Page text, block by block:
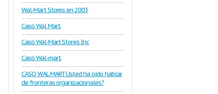
Wal-Mart Stores en 2003
Caso Wal Mart.
Caso Wal-Mart Stores Inc
Caso Wal-mart.
CASO WAL MART Usted ha oído hablar
de fronteras organizacionales?